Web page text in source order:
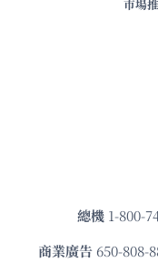
市場
總機 1-800-
商業廣告 650-808-